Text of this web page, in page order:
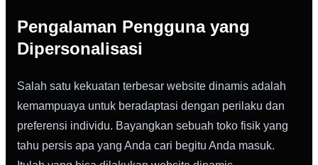
Pengalaman Pengguna yang
Dipersonalisasi
Salah satu kekuatan terbesar website dinamis adalah
kemampuaya untuk beradaptasi dengan perilaku dan
preferensi individu. Bayangkan sebuah toko fisik yang
tahu persis apa yang Anda cari begitu Anda masuk.